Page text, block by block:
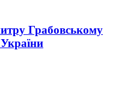
Грабовському